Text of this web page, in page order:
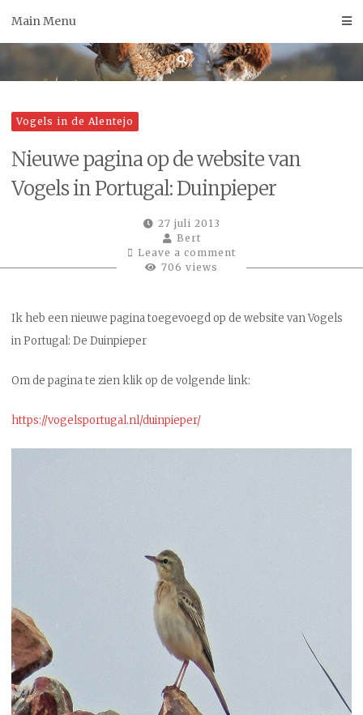
Main Menu
Vogels in de Alentejo
Nieuwe pagina op de website van
Vogels in Portugal: Duinpieper
27 juli 2013
Bert
Leave a comment
706 views
Ik heb een nieuwe pagina toegevoegd op de website van Vogels
in Portugal: De Duinpieper
Om de pagina te zien klik op de volgende link:
https://vogelsportugal.nl/duinpieper/